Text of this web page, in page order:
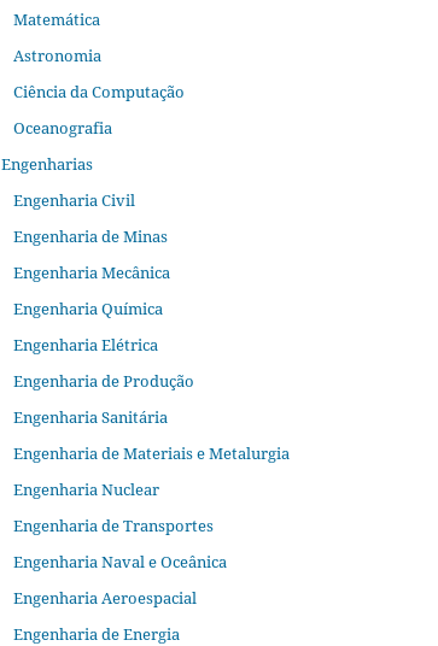
Matemática
Astronomia
Ciência da Computação
Oceanografia
Engenharias
Engenharia Civil
Engenharia de Minas
Engenharia Mecânica
Engenharia Química
Engenharia Elétrica
Engenharia de Produção
Engenharia Sanitária
Engenharia de Materiais e Metalurgia
Engenharia Nuclear
Engenharia de Transportes
Engenharia Naval e Oceânica
Engenharia Aeroespacial
Engenharia de Energia